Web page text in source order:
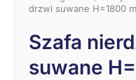
drzwi suwane H=1800
Szafa
suwane